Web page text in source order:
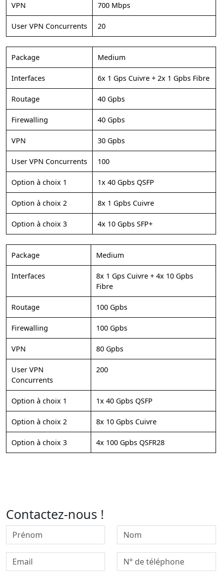
VPN 700 Mbps
User VPN Concurrents 20
Package Medium
Interfaces 6x 1 Gps Cuivre + 2x 1 Gpbs Fibre
Routage 40 Gpbs
Firewalling 40 Gpbs
VPN 30 Gpbs
User VPN Concurrents 100
Option à choix 1 1x 40 Gpbs QSFP
Option à choix 2 8x 1 Gpbs Cuivre
Option à choix 3 4x 10 Gpbs SFP+
Package Medium
Interfaces
8x 1 Gps Cuivre + 4x 10 Gpbs
Fibre
Routage 100 Gpbs
Firewalling 100 Gpbs
VPN 80 Gpbs
User VPN
Concurrents
200
Option à choix 1 1x 40 Gpbs QSFP
Option à choix 2 8x 10 Gpbs Cuivre
Option à choix 3 4x 100 Gpbs QSFR28
Contactez-nous !